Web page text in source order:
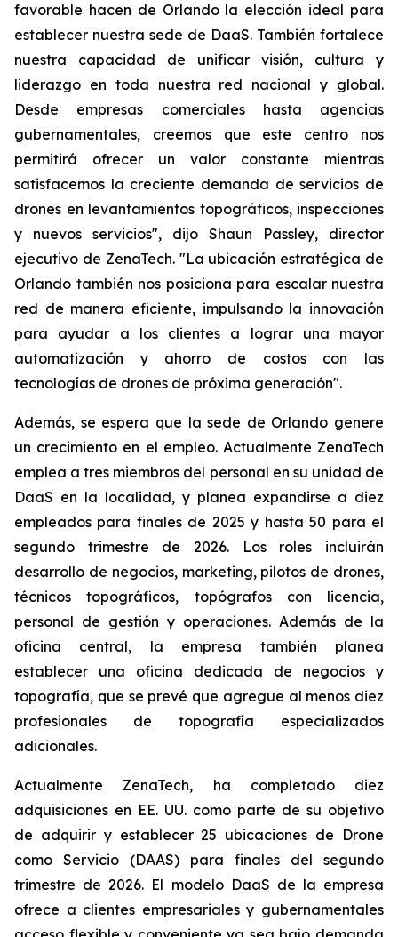
favorable hacen de Orlando la elección ideal para
establecer nuestra sede de DaaS. También fortalece
nuestra capacidad de unificar visión, cultura y
liderazgo en toda nuestra red nacional y global.
Desde empresas comerciales hasta agencias
gubernamentales, creemos que este centro nos
permitirá ofrecer un valor constante mientras
satisfacemos la creciente demanda de servicios de
drones en levantamientos topográficos, inspecciones
y nuevos servicios", dijo Shaun Passley, director
ejecutivo de ZenaTech. "La ubicación estratégica de
Orlando también nos posiciona para escalar nuestra
red de manera eficiente, impulsando la innovación
para ayudar a los clientes a lograr una mayor
automatización y ahorro de costos con las
tecnologías de drones de próxima generación".
Además, se espera que la sede de Orlando genere
un crecimiento en el empleo. Actualmente ZenaTech
emplea a tres miembros del personal en su unidad de
DaaS en la localidad, y planea expandirse a diez
empleados para finales de 2025 y hasta 50 para el
segundo trimestre de 2026. Los roles incluirán
desarrollo de negocios, marketing, pilotos de drones,
técnicos topográficos, topógrafos con licencia,
personal de gestión y operaciones. Además de la
oficina central, la empresa también planea
establecer una oficina dedicada de negocios y
topografía, que se prevé que agregue al menos diez
profesionales de topografía especializados
adicionales.
Actualmente ZenaTech, ha completado diez
adquisiciones en EE. UU. como parte de su objetivo
de adquirir y establecer 25 ubicaciones de Drone
como Servicio (DAAS) para finales del segundo
trimestre de 2026. El modelo DaaS de la empresa
ofrece a clientes empresariales y gubernamentales